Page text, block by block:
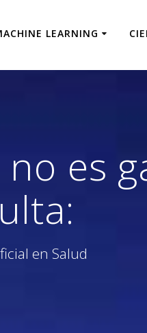
LEARNING
es
en Salud